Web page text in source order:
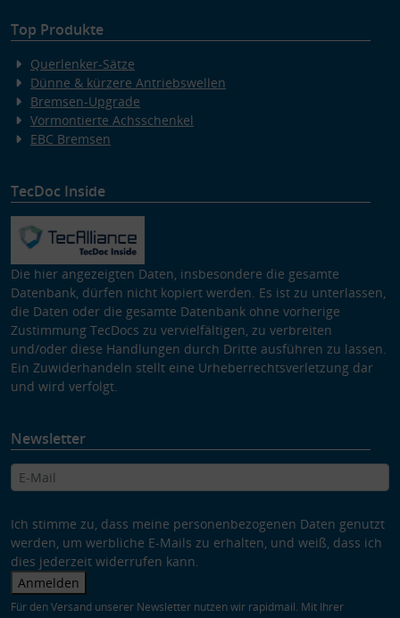
Top Produkte
Querlenker-Sätze
Dünne & kürzere Antriebswellen
Bremsen-Upgrade
Vormontierte Achsschenkel
EBC Bremsen
TecDoc Inside
Die hier angezeigten Daten, insbesondere die gesamte
Datenbank, dürfen nicht kopiert werden. Es ist zu unterlassen,
die Daten oder die gesamte Datenbank ohne vorherige
Zustimmung TecDocs zu vervielfältigen, zu verbreiten
und/oder diese Handlungen durch Dritte ausführen zu lassen.
Ein Zuwiderhandeln stellt eine Urheberrechtsverletzung dar
und wird verfolgt.
Newsletter
Ich stimme zu, dass meine personenbezogenen Daten genutzt
werden, um werbliche E-Mails zu erhalten, und weiß, dass ich
dies jederzeit widerrufen kann.
Anmelden
Für den Versand unserer Newsletter nutzen wir rapidmail. Mit Ihrer